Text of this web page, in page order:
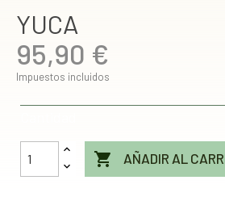
YUCA
95,90 €
Impuestos incluidos
 AÑADIR AL